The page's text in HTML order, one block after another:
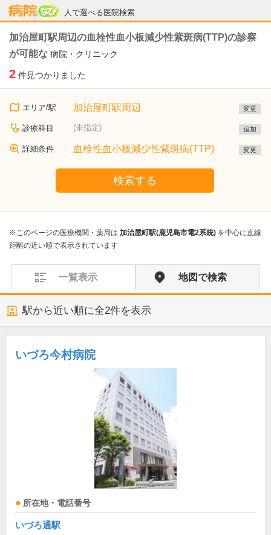
人で選べる医院検索
病院なび
加治屋町駅周辺の血栓性血小板減少性紫斑病(TTP)の診察
が可能な 病院・クリニック
2 件見つかりました
エリア/駅 加治屋町駅周辺 変更
診療科目 (未指定) 追加
詳細条件 血栓性血小板減少性紫斑病(TTP) 変更
検索する
※このページの医療機関・薬局は 加治屋町駅(鹿児島市電2系統) を中心に直線
距離の近い順で表示されています
一覧表示 地図で検索
駅から近い順に全2件を表示
いづろ今村病院
所在地・電話番号
いづろ通駅